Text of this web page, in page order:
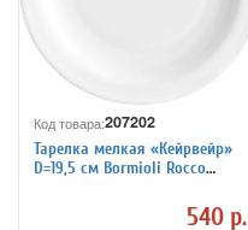
Код товара:207202
Тарелка мелкая «Кейрвейр»
D=19,5 см Bormioli Rocco
540 р.